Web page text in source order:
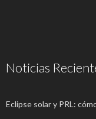
Noticias
Eclipse solar y PRL: